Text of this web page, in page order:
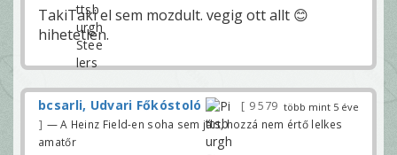
TakiTaki el sem mozdult. vegig ott allt 😊
hihetetlen.
több mint 5 éve
bcsarli, Udvari Főkóstoló 9 579
— A Heinz Field-en soha sem járt, hozzá nem értő lelkes
amatőr